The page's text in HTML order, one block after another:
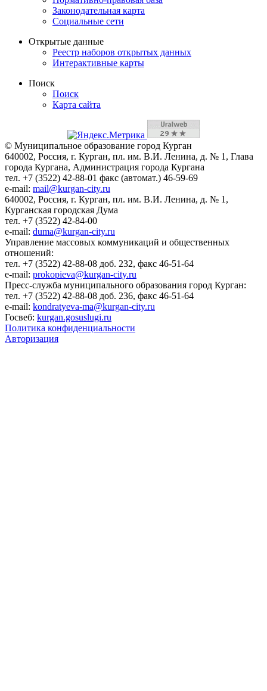
Законодательная карта
Социальные сети
Открытые данные
Реестр наборов открытых данных
Интерактивные карты
Поиск
Поиск
Карта сайта
© Муниципальное образование город Курган
640002, Россия, г. Курган, пл. им. В.И. Ленина, д. № 1, Глава
города Кургана, Администрация города Кургана
тел. +7 (3522) 42-88-01 факс (автомат.) 46-59-69
e-mail: mail@kurgan-city.ru
640002, Россия, г. Курган, пл. им. В.И. Ленина, д. № 1,
Курганская городская Дума
тел. +7 (3522) 42-84-00
e-mail: duma@kurgan-city.ru
Управление массовых коммуникаций и общественных
отношений:
тел. +7 (3522) 42-88-08 доб. 232, факс 46-51-64
e-mail: prokopieva@kurgan-city.ru
Пресс-служба муниципального образования город Курган:
тел. +7 (3522) 42-88-08 доб. 236, факс 46-51-64
e-mail: kondratyeva-ma@kurgan-city.ru
Госвеб: kurgan.gosuslugi.ru
Политика конфиденциальности
Авторизация